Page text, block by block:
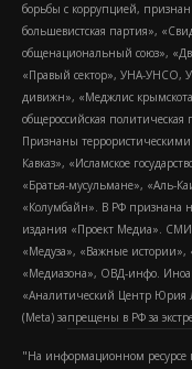
борьбы с коррупцией,
большевистская партия»,
общенациональный союз»,
«Правый сектор», УНА-УНСО,
дивижн», «Меджлис
общероссийская
Признаны
Кавказ», «Исламское
«Братья-мусульмане», «Аль-
«Колумбайн». В РФ признана
издания «Проект Медиа».
«Медуза», «Важные истории»,
«Медиазона», ОВД-инфо.
«Аналитический Центр Юрия
(Metа) запрещены в РФ за
"На информационном ресурсе